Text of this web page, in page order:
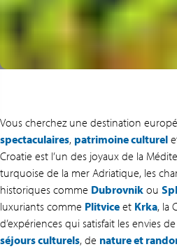
Vous cherchez une destination
spectaculaires, patrimoine culturel
Croatie est l’un des joyaux de la
turquoise de la mer Adriatique, les
historiques comme Dubrovnik ou
luxuriants comme Plitvice et Krka, la
d’expériences qui satisfait les envies de
séjours culturels, de nature et